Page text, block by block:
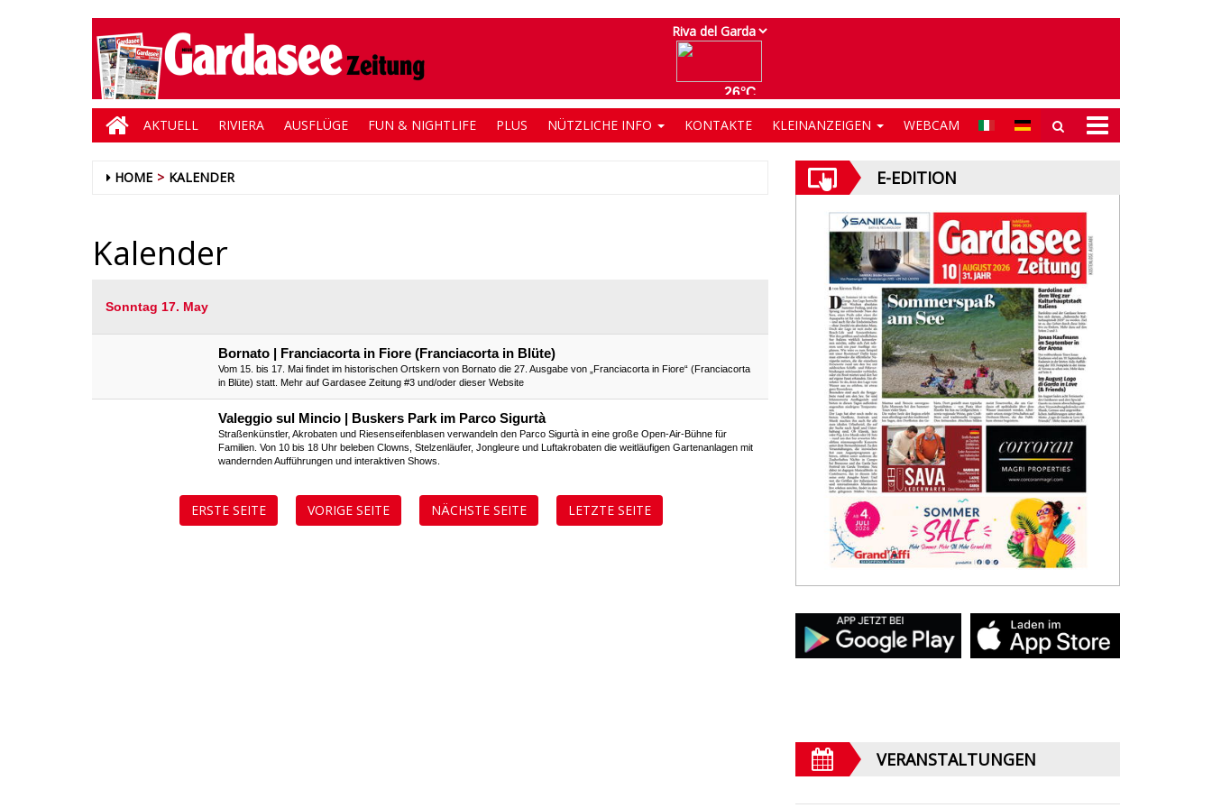
AKTUELL RIVIERA AUSFLÜGE FUN & NIGHTLIFE PLUS NÜTZLICHE INFO KONTAKTE KLEINANZEIGEN WEBCAM
HOME KALENDER
Kalender
Sonntag 17. May
Bornato | Franciacorta in Fiore (Franciacorta in Blüte)
Vom 15. bis 17. Mai findet im historischen Ortskern von Bornato die 27. Ausgabe von „Franciacorta in Fiore“ (Franciacorta
in Blüte) statt. Mehr auf Gardasee Zeitung #3 und/oder dieser Website
Valeggio sul Mincio | Buskers Park im Parco Sigurtà
Straßenkünstler, Akrobaten und Riesenseifenblasen verwandeln den Parco Sigurtà in eine große Open-Air-Bühne für
Familien. Von 10 bis 18 Uhr beleben Clowns, Stelzenläufer, Jongleure und Luftakrobaten die weitläufigen Gartenanlagen mit
wandernden Aufführungen und interaktiven Shows.
ERSTE SEITE VORIGE SEITE NÄCHSTE SEITE LETZTE SEITE
E-EDITION
VERANSTALTUNGEN